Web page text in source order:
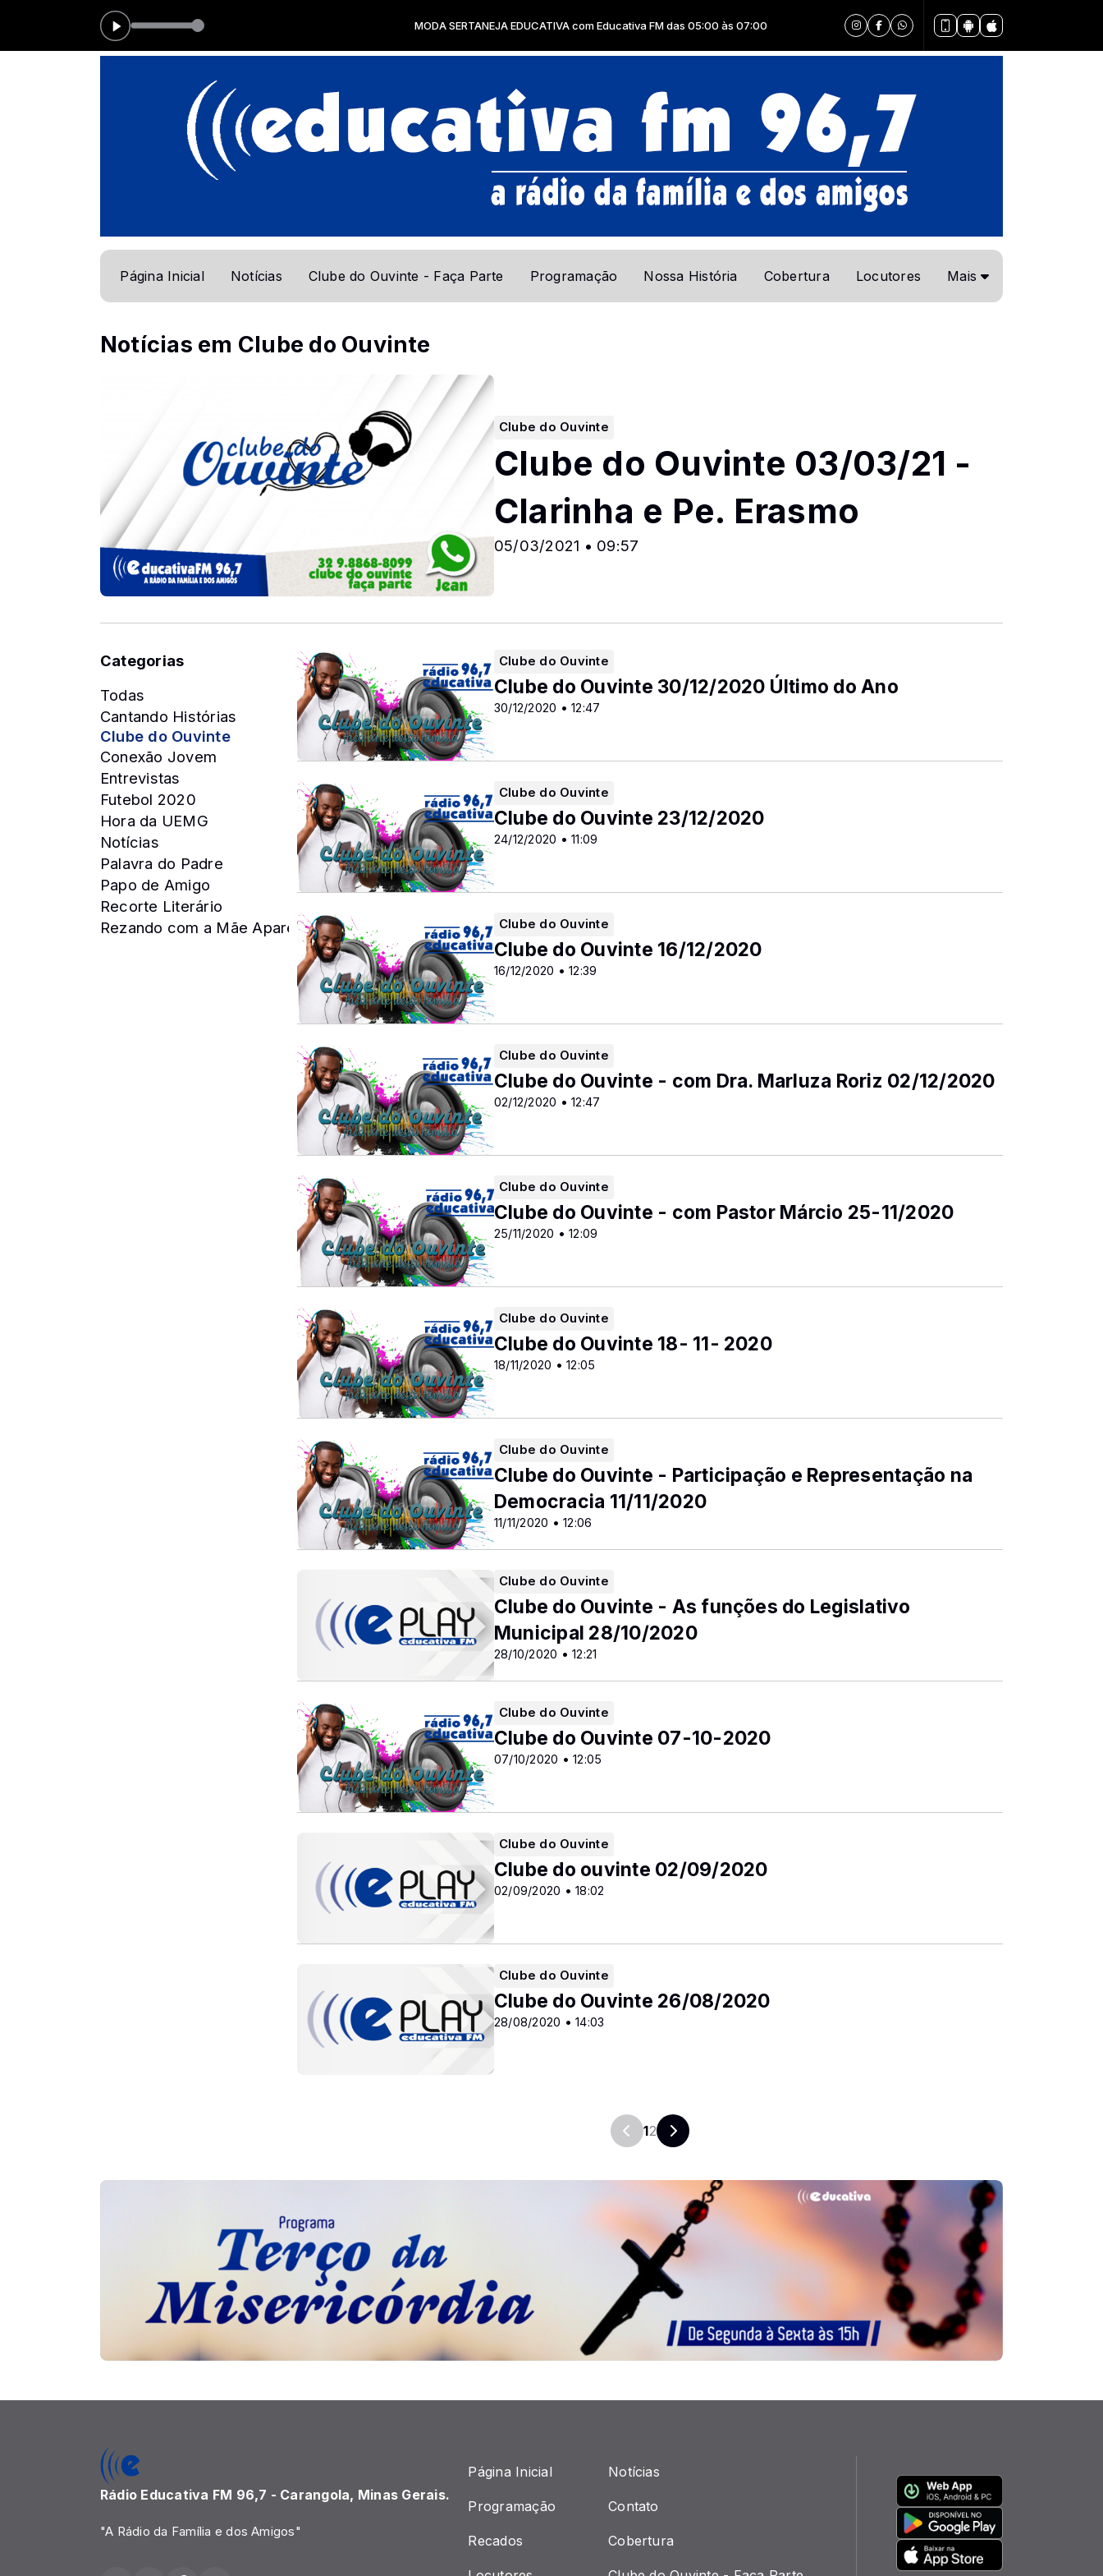
das 05:00 às 07:00 MODA SERTANEJA EDUCATIVA com Educativa FM das 05:00 às 07:00
Página Inicial Notícias Clube do Ouvinte - Faça Parte Programação Nossa História Cobertura Locutores Mais
Notícias em Clube do Ouvinte
Clube do Ouvinte
05/03/2021 • 09:57
Clube do Ouvinte 03/03/21 -
Clarinha e Pe. Erasmo
Categorias
Todas
Cantando Histórias
Clube do Ouvinte
Conexão Jovem
Entrevistas
Futebol 2020
Hora da UEMG
Notícias
Palavra do Padre
Papo de Amigo
Recorte Literário
Rezando com a Mãe Aparecida
Clube do Ouvinte
30/12/2020 • 12:47
Clube do Ouvinte 30/12/2020 Último do Ano
Clube do Ouvinte
24/12/2020 • 11:09
Clube do Ouvinte 23/12/2020
Clube do Ouvinte
16/12/2020 • 12:39
Clube do Ouvinte 16/12/2020
Clube do Ouvinte
02/12/2020 • 12:47
Clube do Ouvinte - com Dra. Marluza Roriz 02/12/2020
Clube do Ouvinte
25/11/2020 • 12:09
Clube do Ouvinte - com Pastor Márcio 25-11/2020
Clube do Ouvinte
18/11/2020 • 12:05
Clube do Ouvinte 18- 11- 2020
Clube do Ouvinte
11/11/2020 • 12:06
Clube do Ouvinte - Participação e Representação na
Democracia 11/11/2020
Clube do Ouvinte
28/10/2020 • 12:21
Clube do Ouvinte - As funções do Legislativo
Municipal 28/10/2020
Clube do Ouvinte
07/10/2020 • 12:05
Clube do Ouvinte 07-10-2020
Clube do Ouvinte
02/09/2020 • 18:02
Clube do ouvinte 02/09/2020
Clube do Ouvinte
28/08/2020 • 14:03
Clube do Ouvinte 26/08/2020
12
Rádio Educativa FM 96,7 - Carangola, Minas Gerais.
"A Rádio da Família e dos Amigos"
Página Inicial
Programação
Recados
Notícias
Contato
Cobertura